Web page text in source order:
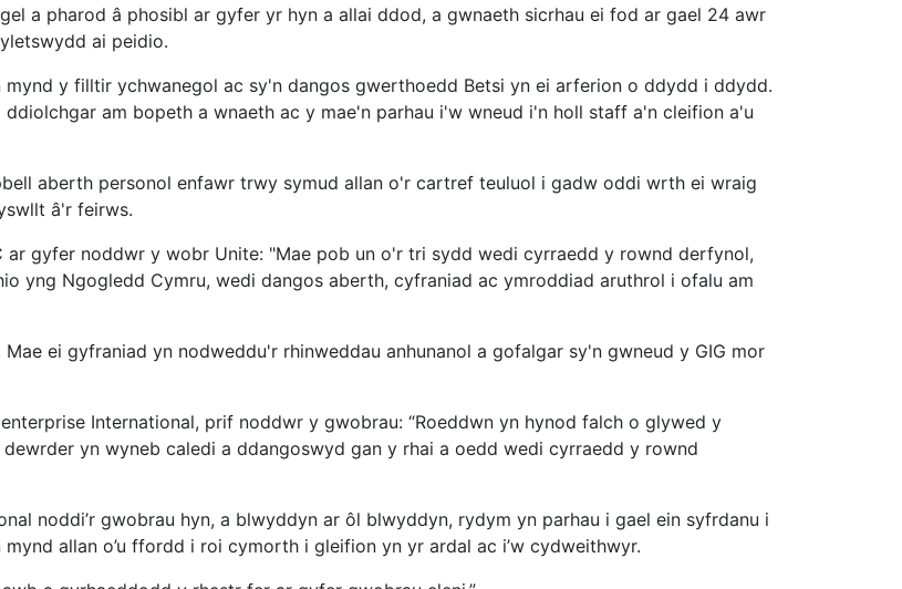
a pharod â phosibl ar gyfer yr hyn a allai ddod, a gwnaeth sicrhau ei fod ar gael 24 awr
ai peidio.
y filltir ychwanegol ac sy'n dangos gwerthoedd Betsi yn ei arferion o ddydd i ddydd.
am bopeth a wnaeth ac y mae'n parhau i'w wneud i'n holl staff a'n cleifion a'u
aberth personol enfawr trwy symud allan o'r cartref teuluol i gadw oddi wrth ei wraig
â'r feirws.
ar gyfer noddwr y wobr Unite: "Mae pob un o'r tri sydd wedi cyrraedd y rownd derfynol,
yng Ngogledd Cymru, wedi dangos aberth, cyfraniad ac ymroddiad aruthrol i ofalu am
ei gyfraniad yn nodweddu'r rhinweddau anhunanol a gofalgar sy'n gwneud y GIG mor
International, prif noddwr y gwobrau: “Roeddwn yn hynod falch o glywed y
yn wyneb caledi a ddangoswyd gan y rhai a oedd wedi cyrraedd y rownd
noddi’r gwobrau hyn, a blwyddyn ar ôl blwyddyn, rydym yn parhau i gael ein syfrdanu i
allan o’u ffordd i roi cymorth i gleifion yn yr ardal ac i’w cydweithwyr.